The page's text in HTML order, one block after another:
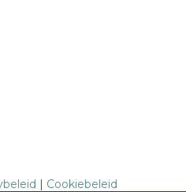
| Cookiebeleid